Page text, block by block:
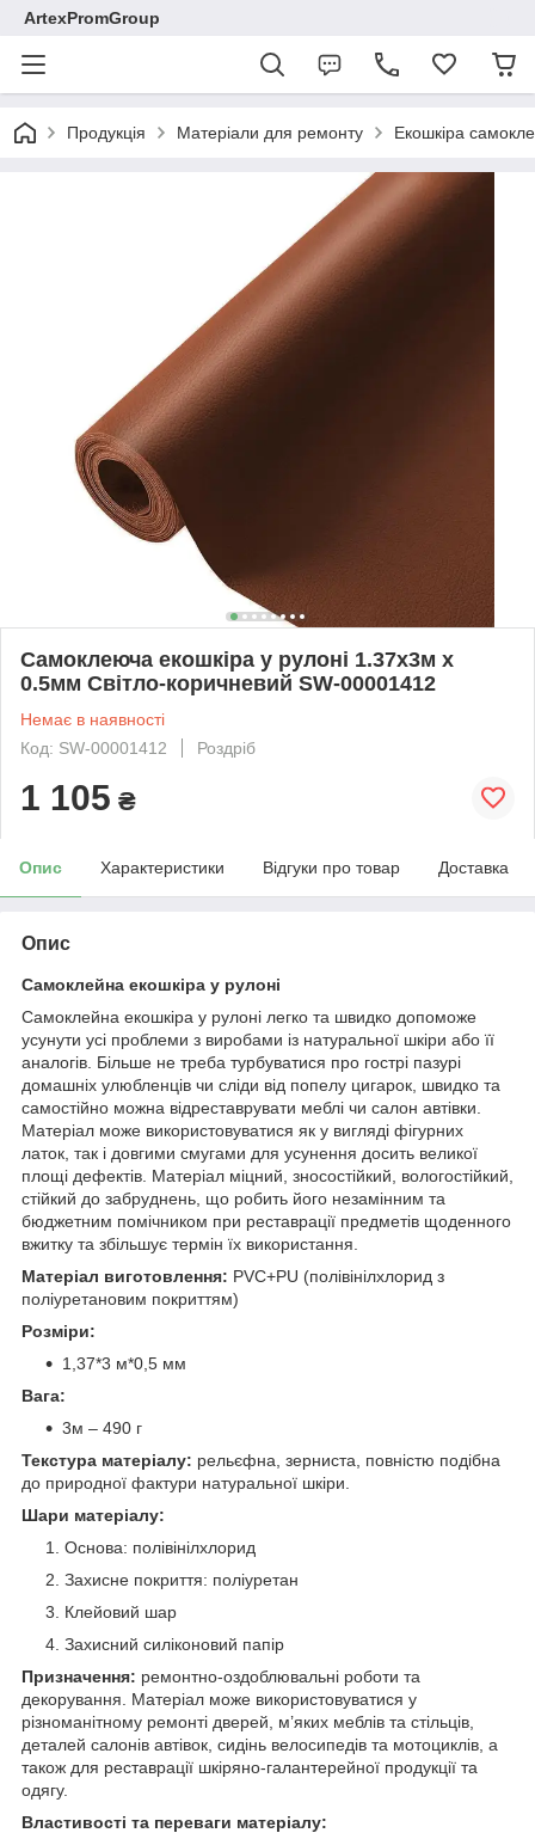
ArtexPromGroup
Продукція Матеріали для ремонту Екошкіра
Самоклеюча екошкіра у рулоні 1.37х3м х
0.5мм Світло-коричневий SW-00001412
Немає в наявності
Код: SW-00001412
Роздріб
1 105 ₴
Опис Характеристики Відгуки про товар Доставка
Опис
Самоклейна екошкіра у рулоні
Самоклейна екошкіра у рулоні легко та швидко допоможе
усунути усі проблеми з виробами із натуральної шкіри або її
аналогів. Більше не треба турбуватися про гострі пазурі
домашніх улюбленців чи сліди від попелу цигарок, швидко та
самостійно можна відреставрувати меблі чи салон автівки.
Матеріал може використовуватися як у вигляді фігурних
латок, так і довгими смугами для усунення досить великої
площі дефектів. Матеріал міцний, зносостійкий, вологостійкий,
стійкий до забруднень, що робить його незамінним та
бюджетним помічником при реставрації предметів щоденного
вжитку та збільшує термін їх використання.
Матеріал виготовлення: PVC+PU (полівінілхлорид з
поліуретановим покриттям)
Розміри:
1,37*3 м*0,5 мм
Вага:
3м – 490 г
Текстура матеріалу: рельєфна, зерниста, повністю подібна
до природної фактури натуральної шкіри.
Шари матеріалу:
Основа: полівінілхлорид
Захисне покриття: поліуретан
Клейовий шар
Захисний силіконовий папір
Призначення: ремонтно-оздоблювальні роботи та
декорування. Матеріал може використовуватися у
різноманітному ремонті дверей, м’яких меблів та стільців,
деталей салонів автівок, сидінь велосипедів та мотоциклів, а
також для реставрації шкіряно-галантерейної продукції та
одягу.
Властивості та переваги матеріалу: